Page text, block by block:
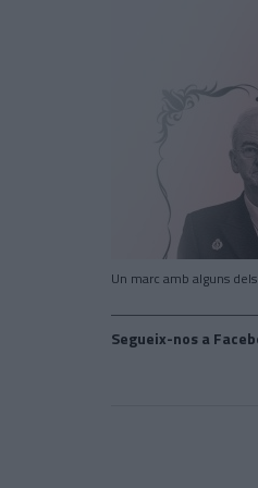
Un marc amb alguns
Segueix-nos a